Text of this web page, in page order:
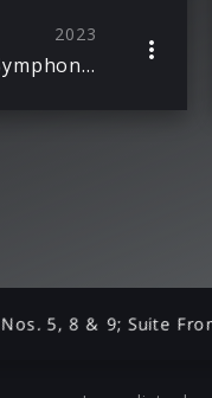
2023
Bruckner: Symphonies Nos. 0–9 – Wagner: Orchestral Music
5, 8 & 9; Suite